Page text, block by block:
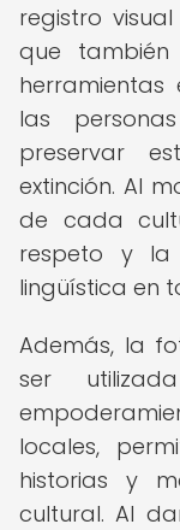
registro
que
herramientas
las
preservar
extinción. Al
de cada
respeto y la
lingüística en
Además, la
ser
locales,
historias y
cultural. Al